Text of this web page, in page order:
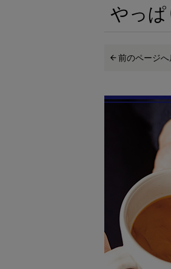
やっ
前のページへ